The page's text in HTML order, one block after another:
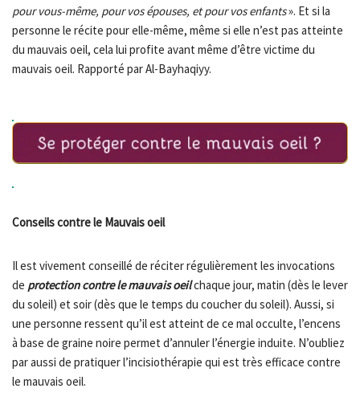
pour vous-même, pour vos épouses, et pour vos enfants». Et si la
personne le récite pour elle-même, même si elle n’est pas atteinte
du mauvais oeil, cela lui profite avant même d’être victime du
mauvais oeil. Rapporté par Al-Bayhaqiyy.
Conseils contre le Mauvais oeil
Il est vivement conseillé de réciter régulièrement les invocations
de protection contre le mauvais oeilchaque jour, matin (dès le lever
du soleil) et soir (dès que le temps du coucher du soleil). Aussi, si
une personne ressent qu’il est atteint de ce mal occulte, l’encens
à base de graine noire permet d’annuler l’énergie induite. N’oubliez
par aussi de pratiquer l’incisiothérapie qui est très efficace contre
le mauvais oeil.